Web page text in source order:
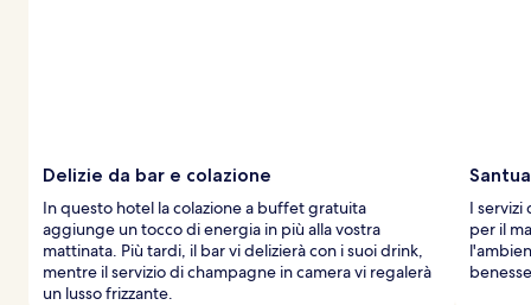
Delizie da bar e colazione
In questo hotel la colazione a buffet gratuita
aggiunge un tocco di energia in più alla vostra
mattinata. Più tardi, il bar vi delizierà con i suoi drink,
mentre il servizio di champagne in camera vi regalerà
un lusso frizzante.
I servizi
per il